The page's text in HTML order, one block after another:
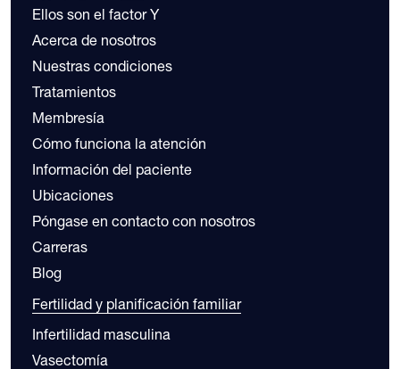
Ellos son el factor Y
Acerca de nosotros
Nuestras condiciones
Tratamientos
Membresía
Cómo funciona la atención
Información del paciente
Ubicaciones
Póngase en contacto con nosotros
Carreras
Blog
Fertilidad y planificación familiar
Infertilidad masculina
Vasectomía